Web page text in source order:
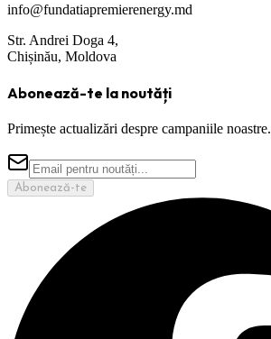
info@fundatiapremierenergy.md
Str. Andrei Doga 4,
Chișinău, Moldova
Abonează-te la noutăți
Primește actualizări despre campaniile noastre.
Abonează-te